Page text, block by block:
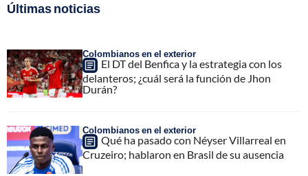
Últimas noticias
Colombianos en el exterior
El DT del Benfica y la estrategia con los
delanteros; ¿cuál será la función de Jhon
Durán?
Colombianos en el exterior
Qué ha pasado con Néyser Villarreal en
Cruzeiro; hablaron en Brasil de su ausencia